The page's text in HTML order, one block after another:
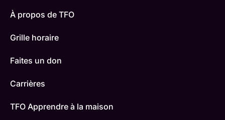
À propos de TFO
Grille horaire
Faites un don
Carrières
TFO Apprendre à la maison